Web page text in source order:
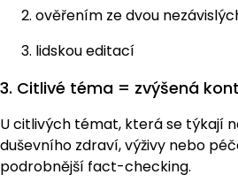
ověřením ze dvou
lidskou editací
3. Citlivé téma = zvýšená
U citlivých témat, která se týkají
duševního zdraví, výživy nebo
podrobnější fact-checking.